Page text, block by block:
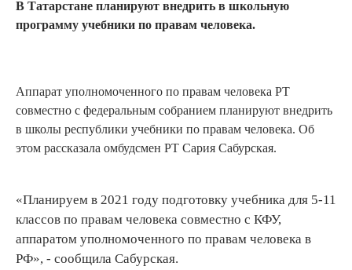
В Татарстане планируют внедрить в школьную
программу учебники по правам человека.
Аппарат уполномоченного по правам человека РТ
совместно с федеральным собранием планируют внедрить
в школы республики учебники по правам человека. Об
этом рассказала омбудсмен РТ Сария Сабурская.
«Планируем в 2021 году подготовку учебника для 5-11
классов по правам человека совместно с КФУ,
аппаратом уполномоченного по правам человека в
РФ», - сообщила Сабурская.